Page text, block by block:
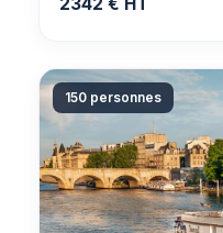
150 personnes